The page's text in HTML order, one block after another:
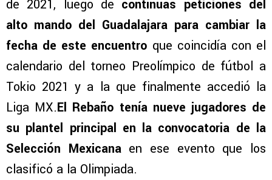
de 2021, luego de contínuas peticiones del
alto mando del Guadalajara para cambiar la
fecha de este encuentro que coincidía con el
calendario del torneo Preolímpico de fútbol a
Tokio 2021 y a la que finalmente accedió la
Liga MX.El Rebaño tenía nueve jugadores de
su plantel principal en la convocatoria de la
Selección Mexicana en ese evento que los
clasificó a la Olimpiada.